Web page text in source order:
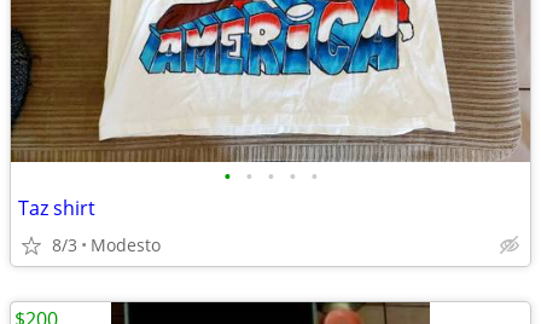
• • • • •
Taz shirt
8/3 Modesto